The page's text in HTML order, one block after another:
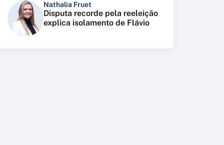
Nathalia Fruet
Disputa recorde pela reeleição
explica isolamento de Flávio